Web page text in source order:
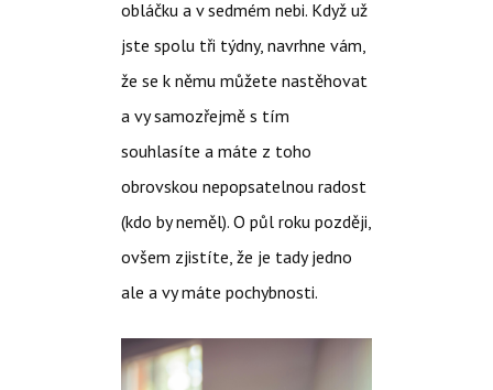
obláčku a v sedmém nebi. Když už
jste spolu tři týdny, navrhne vám,
že se k němu můžete nastěhovat
a vy samozřejmě s tím
souhlasíte a máte z toho
obrovskou nepopsatelnou radost
(kdo by neměl). O půl roku později,
ovšem zjistíte, že je tady jedno
ale a vy máte pochybnosti.